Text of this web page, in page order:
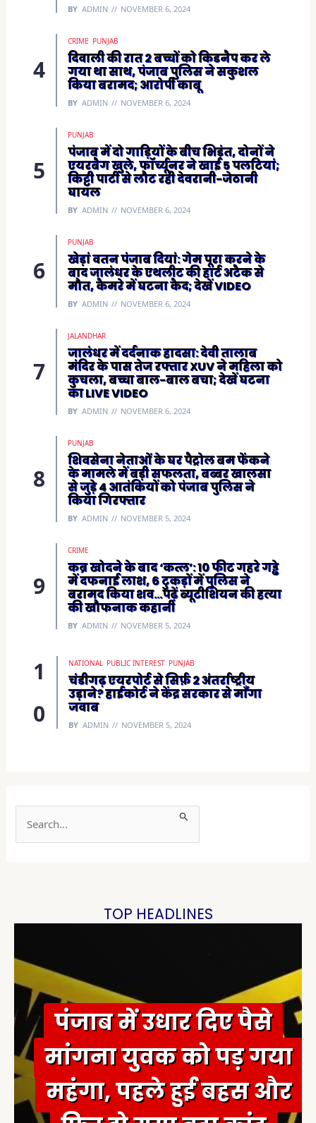
BY ADMIN NOVEMBER 6, 2024
CRIME PUNJAB
दिवाली की रात 2 बच्चों को किडनैप कर ले
गया था साथ, पंजाब पुलिस ने सकुशल
किया बरामद; आरोपी काबू
BY ADMIN NOVEMBER 6, 2024
PUNJAB
पंजाब में दो गाड़ियों के बीच भिड़ंत, दोनों ने
एयरबैग खुले, फॉर्च्यूनर ने खाई 5 पलटियां;
किट्टी पार्टी से लौट रही देवरानी-जेठानी
घायल
BY ADMIN NOVEMBER 6, 2024
PUNJAB
खेड़ां वतन पंजाब दियां: गेम पूरा करने के
बाद जालंधर के एथलीट की हार्ट अटैक से
मौत, कैमरे में घटना कैद; देखें VIDEO
BY ADMIN NOVEMBER 6, 2024
JALANDHAR
जालंधर में दर्दनाक हादसा: देवी तालाब
मंदिर के पास तेज रफ्तार XUV ने महिला को
कुचला, बच्चा बाल-बाल बचा; देखें घटना
का LIVE VIDEO
BY ADMIN NOVEMBER 6, 2024
PUNJAB
शिवसेना नेताओं के घर पैट्रोल बम फेंकने
के मामले में बड़ी सफलता, बब्बर खालसा
से जुड़े 4 आतंकियों को पंजाब पुलिस ने
किया गिरफ्तार
BY ADMIN NOVEMBER 5, 2024
CRIME
कब्र खोदने के बाद ‘कत्ल’: 10 फीट गहरे गड्ढे
में दफनाई लाश, 6 टुकड़ों में पुलिस ने
बरामद किया शव…पढ़ें ब्यूटीशियन की हत्या
की खौफनाक कहानी
BY ADMIN NOVEMBER 5, 2024
NATIONAL PUBLIC INTEREST PUNJAB
चंडीगढ़ एयरपोर्ट से सिर्फ़ 2 अंतर्राष्ट्रीय
उड़ाने? हाईकोर्ट ने केंद्र सरकार से माँगा
जवाब
BY ADMIN NOVEMBER 5, 2024
r
:
TOP HEADLINES
पंजाब में उधार दिए पैसे
मांगना युवक को पड़ गया
महंगा, पहले हुई बहस और